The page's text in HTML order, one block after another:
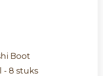
Boot
- 8 stuks